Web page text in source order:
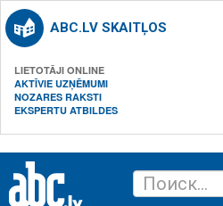
ABC.LV SKAITĻOS
LIETOTĀJI ONLINE
AKTĪVIE UZŅĒMUMI
NOZARES RAKSTI
EKSPERTU ATBILDES